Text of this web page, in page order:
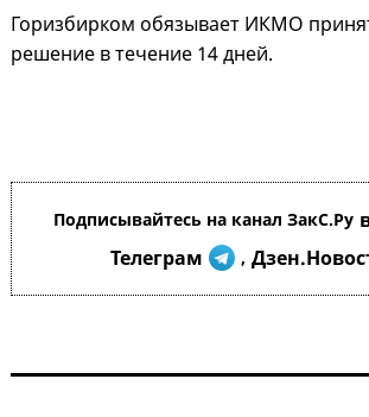
Горизбирком обязывает ИКМО
решение в течение 14 дней.
Подписывайтесь на канал ЗакС.Ру
Телеграм ,